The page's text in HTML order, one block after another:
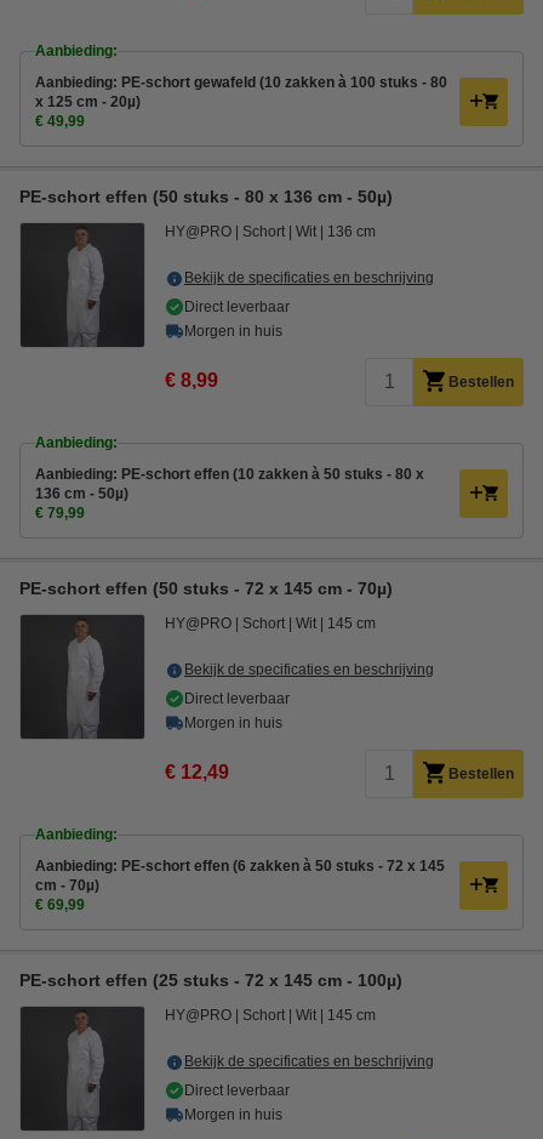
Aanbieding:
Aanbieding: PE-schort gewafeld (10 zakken à 100 stuks - 80
x 125 cm - 20µ)
€ 49,99
PE-schort effen (50 stuks - 80 x 136 cm - 50µ)
HY@PRO Schort Wit 136 cm
Bekijk de specificaties en beschrijving
Direct leverbaar
Morgen in huis
€ 8,99 Bestellen
Aanbieding:
Aanbieding: PE-schort effen (10 zakken à 50 stuks - 80 x
136 cm - 50µ)
€ 79,99
PE-schort effen (50 stuks - 72 x 145 cm - 70µ)
HY@PRO Schort Wit 145 cm
Bekijk de specificaties en beschrijving
Direct leverbaar
Morgen in huis
€ 12,49 Bestellen
Aanbieding:
Aanbieding: PE-schort effen (6 zakken à 50 stuks - 72 x 145
cm - 70µ)
€ 69,99
PE-schort effen (25 stuks - 72 x 145 cm - 100µ)
HY@PRO Schort Wit 145 cm
Bekijk de specificaties en beschrijving
Direct leverbaar
Morgen in huis